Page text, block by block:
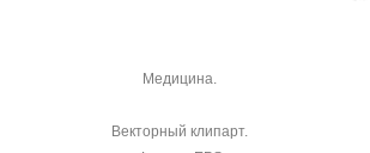
Медицина.
Векторный клипарт.